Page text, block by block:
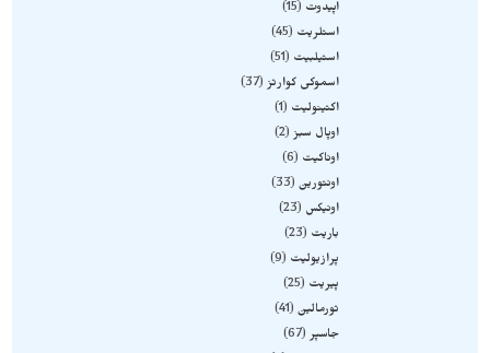
اپیدوت
15
استلریت
45
استیلبیت
51
اسموکی کوارتز 37
اکتینولیت
1
اوپال سبز 2
اوناکیت
6
اونتورین 33
اونیکس
23
باریت
23
پرازیولیت
9
پیریت
25
تورمالین 41
جاسپر 67